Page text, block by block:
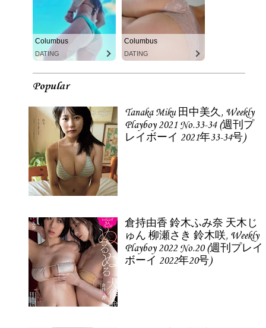
Columbus
DATING
Columbus
DATING
Popular
Tanaka Miku 田中美久, Weekly
Playboy 2021 No.33-34 (週刊プ
レイボーイ 2021年33-34号)
倉持由香 鈴木ふみ奈 天木じ
ゅん 柳瀬さき 鈴木咲, Weekly
Playboy 2022 No.20 (週刊プレイ
ボーイ 2022年20号)